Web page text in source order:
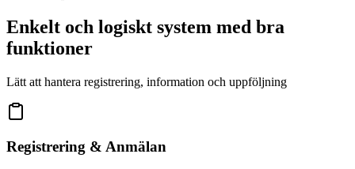
Enkelt och logiskt system med bra
funktioner
Lätt att hantera registrering, information och uppföljning
Registrering & Anmälan